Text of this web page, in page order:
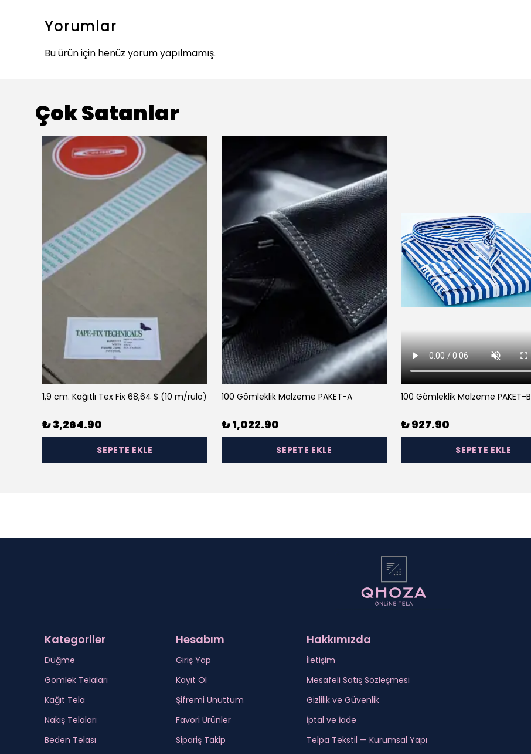
Yorumlar
Bu ürün için henüz yorum yapılmamış.
Çok Satanlar
1,9 cm. Kağıtlı Tex Fix 68,64 $ (10 m/rulo)
₺ 3,264.90
SEPETE EKLE
100 Gömleklik Malzeme PAKET-A
₺ 1,022.90
SEPETE EKLE
100 Gömleklik Malzeme PAKET-B
₺ 927.90
SEPETE EKLE
Kategoriler
Düğme
Gömlek Telaları
Kağıt Tela
Nakış Telaları
Beden Telası
Hesabım
Giriş Yap
Kayıt Ol
Şifremi Unuttum
Favori Ürünler
Sipariş Takip
Hakkımızda
İletişim
Mesafeli Satış Sözleşmesi
Gizlilik ve Güvenlik
İptal ve İade
Telpa Tekstil — Kurumsal Yapı